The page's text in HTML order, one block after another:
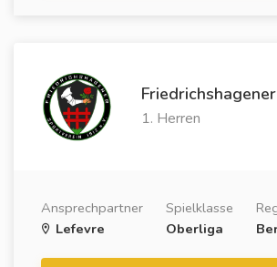
1. Herren
Ansprechpartner
Lefevre
Spielklasse
Oberliga